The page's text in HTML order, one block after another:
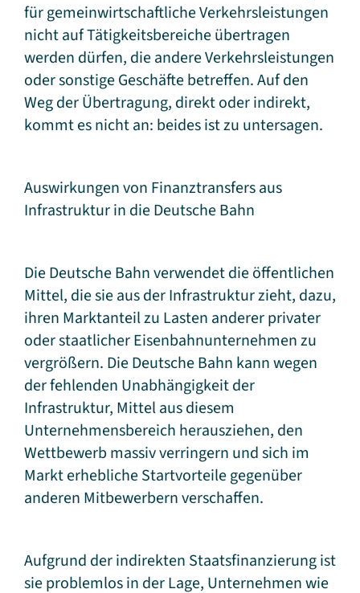
für gemeinwirtschaftliche Verkehrsleistungen
nicht auf Tätigkeitsbereiche übertragen
werden dürfen, die andere Verkehrsleistungen
oder sonstige Geschäfte betreffen. Auf den
Weg der Übertragung, direkt oder indirekt,
kommt es nicht an: beides ist zu untersagen.
Auswirkungen von Finanztransfers aus
Infrastruktur in die Deutsche Bahn
Die Deutsche Bahn verwendet die öffentlichen
Mittel, die sie aus der Infrastruktur zieht, dazu,
ihren Marktanteil zu Lasten anderer privater
oder staatlicher Eisenbahnunternehmen zu
vergrößern. Die Deutsche Bahn kann wegen
der fehlenden Unabhängigkeit der
Infrastruktur, Mittel aus diesem
Unternehmensbereich herausziehen, den
Wettbewerb massiv verringern und sich im
Markt erhebliche Startvorteile gegenüber
anderen Mitbewerbern verschaffen.
Aufgrund der indirekten Staatsfinanzierung ist
sie problemlos in der Lage, Unternehmen wie